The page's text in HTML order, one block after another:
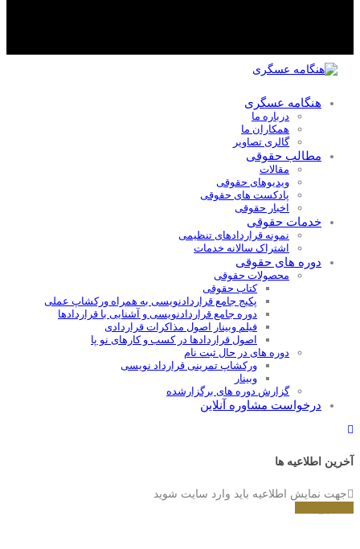
هنگامه عسگری
درباره ما
همکاران ما
گالری تصاویر
مطالب حقوقی
مقالات
ویدیوهای حقوقی
پادکست های حقوقی
اخبار حقوقی
خدمات حقوقی
نمونه قراردادهای تنظیمی
اشتراک سالانه خدمات
دوره های حقوقی
محصولات حقوقی
کتاب حقوقی
پکیج جامع قراردادنویسی به همراه ورکشاپ عملی
دوره جامع قراردادنويسی و آشنايی با قراردادها
فیلم وبینار اصول مذاکرات قراردادی
اصول قراردادها در کسب و کارهای نو پا
دوره های در حال ثبت نام
ورکشاپ تمرینی قرارداد نویسی
وبینار
گزارش دوره های برگزارشده
درخواست مشاوره آنلاین
آخرین اطلاعیه ها
جهت نمایش اطلاعیه باید وارد سایت شوید